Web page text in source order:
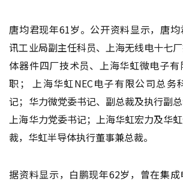
唐均君现年61岁。公开资料显示，唐
讯工业局副主任科员、上海无线电十七
体器件四厂技术员、上海华虹微电子
职； 上海华虹NEC电子有限公司总务
记；华力微党委书记、副总裁及执行副总
上海华力党委书记；上海华虹宏力及华
裁，华虹半导体执行董事兼总裁。
据资料显示，白鹏现年62岁，曾在集